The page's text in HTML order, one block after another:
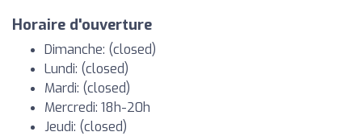
Horaire d'ouverture
Dimanche: (closed)
Lundi: (closed)
Mardi: (closed)
Mercredi: 18h-20h
Jeudi: (closed)